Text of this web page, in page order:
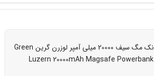
پاوربانک مگ سیف 20000 میلی آمپر لوزرن گرین Green
Luzern 20000mAh Magsafe Powerbank